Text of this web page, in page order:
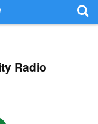
Radio